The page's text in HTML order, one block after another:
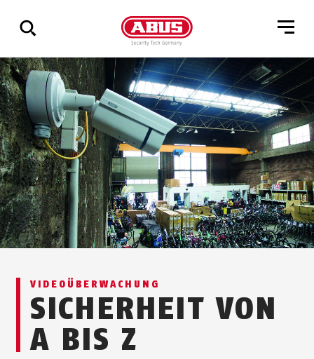
Zeige
alle
Ergebnisse
VIDEO­ÜBERWACHUNG
SICHERHEIT VON
A BIS Z